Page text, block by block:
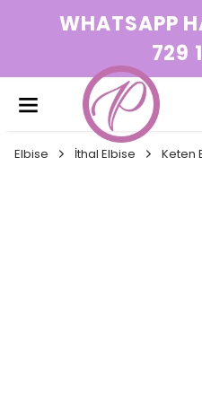
WHATSAPP
729
Elbise İthal Elbise Keten